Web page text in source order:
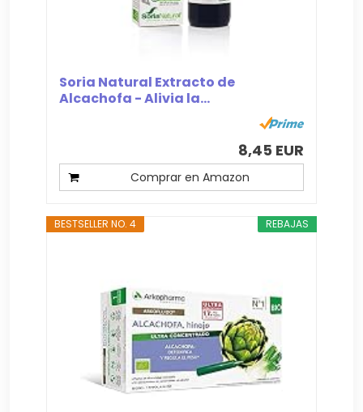
Soria Natural Extracto de
Alcachofa - Alivia la...
8,45 EUR
Comprar en Amazon
REBAJAS
BESTSELLER NO. 4